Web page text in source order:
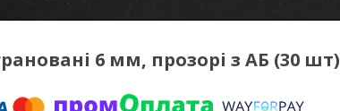
6 мм, прозорі з АБ (30 шт)